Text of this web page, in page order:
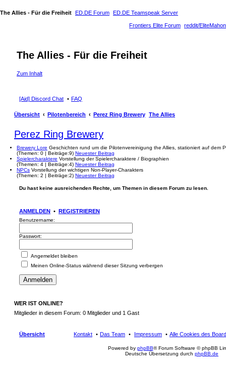
The Allies - Für die Freiheit ED.DE Forum ED.DE Teamspeak Server
reddit/EliteMahon
Frontiers Elite Forum
The Allies - Für die Freiheit
Zum Inhalt
[Aid] Discord Chat FAQ
Übersicht Pilotenbereich Perez Ring Brewery The Allies
Perez Ring Brewery
Brewery Lore Geschichten rund um die Pilotenvereinigung the Allies, stationiert auf dem
(Themen: 0 | Beiträge:9) Neuester Beitrag
Spielercharaktere Vorstellung der Spielercharaktere / Biographien
(Themen: 4 | Beiträge:4) Neuester Beitrag
NPCs Vorstellung der wichtigen Non-Player-Charakters
(Themen: 2 | Beiträge:2) Neuester Beitrag
Du hast keine ausreichenden Rechte, um Themen in diesem Forum zu lesen.
ANMELDEN • REGISTRIEREN
Benutzername:
Passwort:
Angemeldet bleiben
Meinen Online-Status während dieser Sitzung verbergen
WER IST ONLINE?
Mitglieder in diesem Forum: 0 Mitglieder und 1 Gast
Übersicht Alle Cookies des
Impressum
Das Team
Kontakt
Powered by phpBB® Forum Software © phpBB
Deutsche Übersetzung durch phpBB.de